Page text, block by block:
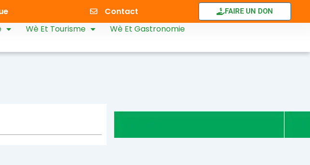
Contact FAIRE UN DON
Wè Et Tourisme
Wè Et Gastronomie